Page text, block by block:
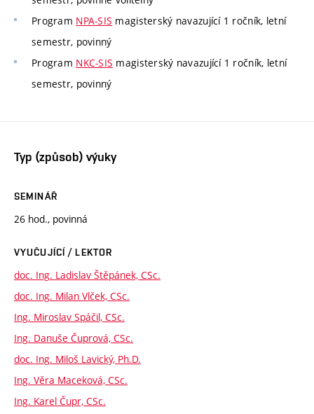
Program NPA-SIS magisterský navazující 1 ročník, letní
semestr, povinný
Program NKC-SIS magisterský navazující 1 ročník, letní
semestr, povinný
Typ (způsob) výuky
SEMINÁŘ
26 hod., povinná
VYUČUJÍCÍ / LEKTOR
doc. Ing. Ladislav Štěpánek, CSc.
doc. Ing. Milan Vlček, CSc.
Ing. Miroslav Spáčil, CSc.
Ing. Danuše Čuprová, CSc.
doc. Ing. Miloš Lavický, Ph.D.
Ing. Věra Maceková, CSc.
Ing. Karel Čupr, CSc.